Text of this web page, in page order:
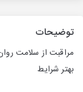
توضیحات
مراقبت از سلامت
بهتر شرایط